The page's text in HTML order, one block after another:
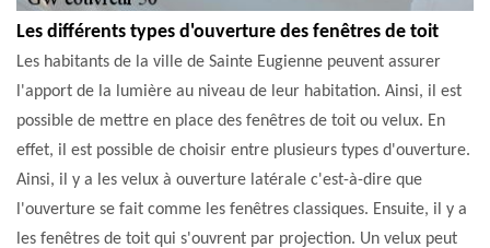
Les différents types d'ouverture des fenêtres de toit
Les habitants de la ville de Sainte Eugienne peuvent assurer
l'apport de la lumière au niveau de leur habitation. Ainsi, il est
possible de mettre en place des fenêtres de toit ou velux. En
effet, il est possible de choisir entre plusieurs types d'ouverture.
Ainsi, il y a les velux à ouverture latérale c'est-à-dire que
l'ouverture se fait comme les fenêtres classiques. Ensuite, il y a
les fenêtres de toit qui s'ouvrent par projection. Un velux peut